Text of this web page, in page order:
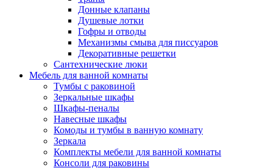
Донные клапаны
Душевые лотки
Гофры и отводы
Механизмы смыва для писсуаров
Декоративные решетки
Сантехнические люки
Мебель для ванной комнаты
Тумбы с раковиной
Зеркальные шкафы
Шкафы-пеналы
Навесные шкафы
Комоды и тумбы в ванную комнату
Зеркала
Комплекты мебели для ванной комнаты
Консоли для раковины